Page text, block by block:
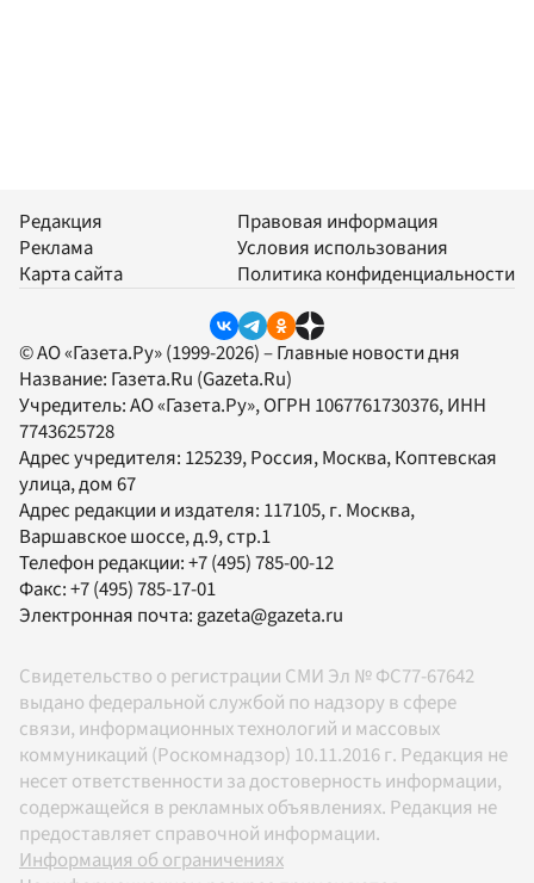
Редакция
Реклама
Карта сайта
Правовая информация
Условия использования
Политика конфиденциальности
© АО «Газета.Ру» (1999-2026) – Главные новости дня
Название: Газета.Ru (Gazeta.Ru)
Учредитель:АО «Газета.Ру», ОГРН 1067761730376, ИНН
7743625728
Адрес учредителя: 125239, Россия, Москва, Коптевская
улица, дом 67
Адрес редакции и издателя: 117105, г. Москва,
Варшавское шоссе, д.9, стр.1
Телефон редакции:+7 (495) 785-00-12
Факс:+7 (495) 785-17-01
Электронная почта: gazeta@gazeta.ru
Свидетельство о регистрации СМИ Эл № ФС77-67642
выдано федеральной службой по надзору в сфере
связи, информационных технологий и массовых
коммуникаций (Роскомнадзор) 10.11.2016 г. Редакция не
несет ответственности за достоверность информации,
содержащейся в рекламных объявлениях. Редакция не
предоставляет справочной информации.
Информация об ограничениях